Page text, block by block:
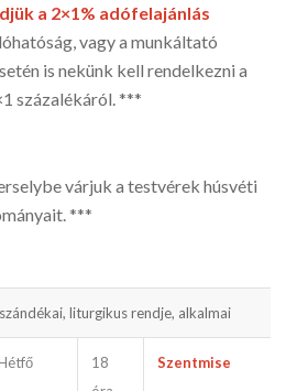
a 2×1% adófelajánlás
vagy a munkáltató
is nekünk kell rendelkezni a
százalékáról. ***
várjuk a testvérek húsvéti
***
liturgikus rendje, alkalmai
18
Szentmise